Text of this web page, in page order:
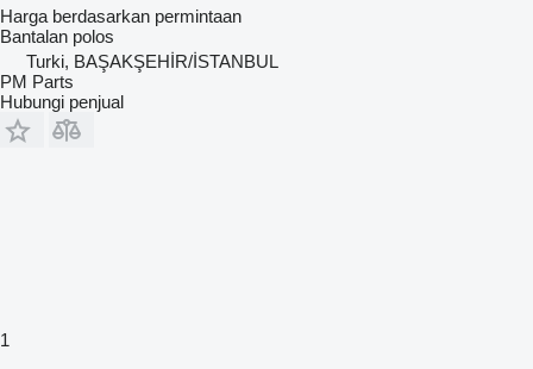
Harga berdasarkan permintaan
Bantalan polos
Turki, BAŞAKŞEHİR/İSTANBUL
PM Parts
Hubungi penjual
1